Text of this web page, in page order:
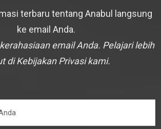
terbaru tentang Anabul langsung
ke email Anda.
email Anda. Pelajari lebih
di Kebijakan Privasi kami.